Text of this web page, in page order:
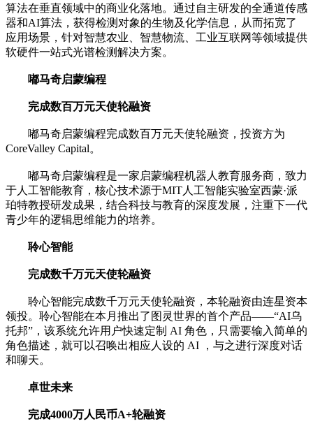
算法在垂直领域中的商业化落地。通过自主研发的全通道传感
器和AI算法，获得检测对象的生物及化学信息，从而拓宽了
应用场景，针对智慧农业、智慧物流、工业互联网等领域提供
软硬件一站式光谱检测解决方案。
嘟马奇启蒙编程
完成数百万元天使轮融资
嘟马奇启蒙编程完成数百万元天使轮融资，投资方为
CoreValley Capital。
嘟马奇启蒙编程是一家启蒙编程机器人教育服务商，致力
于人工智能教育，核心技术源于MIT人工智能实验室西蒙·派
珀特教授研发成果，结合科技与教育的深度发展，注重下一代
青少年的逻辑思维能力的培养。
聆心智能
完成数千万元天使轮融资
聆心智能完成数千万元天使轮融资，本轮融资由连星资本
领投。聆心智能在本月推出了图灵世界的首个产品——“AI乌
托邦”，该系统允许用户快速定制 AI 角色，只需要输入简单的
角色描述，就可以召唤出相应人设的 AI ，与之进行深度对话
和聊天。
卓世未来
完成4000万人民币A+轮融资